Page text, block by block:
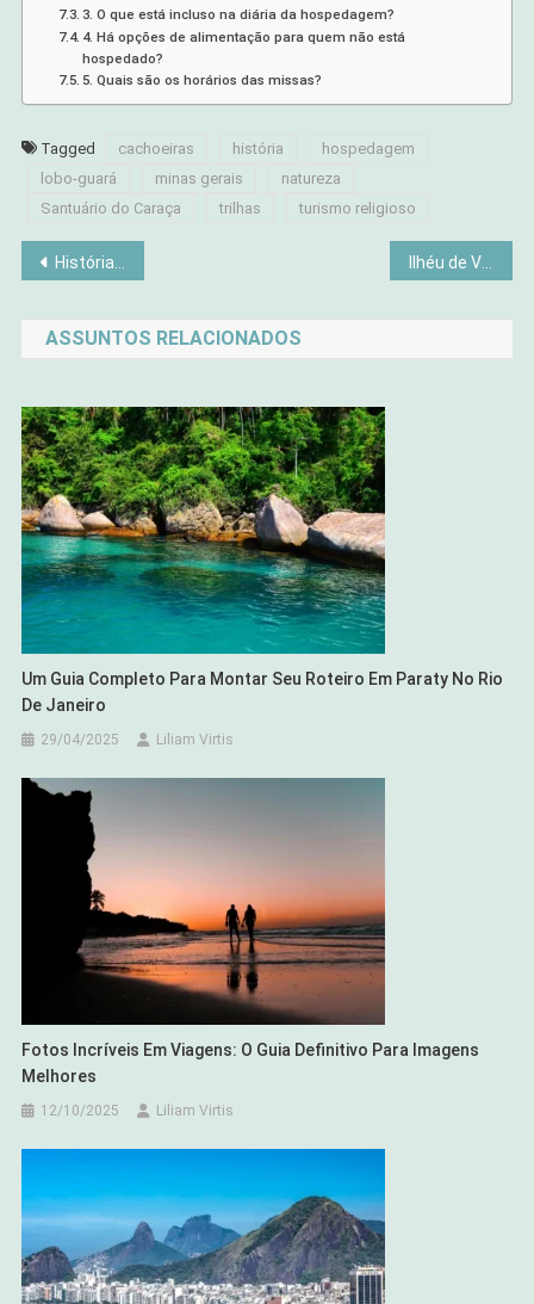
3. O que está incluso na diária da hospedagem?
4. Há opções de alimentação para quem não está
hospedado?
5. Quais são os horários das missas?
Tagged cachoeiras história
hospedagem
lobo-guará
minas gerais
natureza
Santuário do Caraça
trilhas turismo religioso
Navegação
de
Post
Histórias Inspiradoras de Criadoras de Conteúdo Brasileiras Ilhéu de Vila Franca: O Refúgio Criativo Perfeito nos Açores para Mulheres Criadoras
ASSUNTOS RELACIONADOS
Um Guia Completo Para Montar Seu Roteiro Em Paraty No Rio
De Janeiro
29/04/2025 Liliam Virtis
Fotos Incríveis Em Viagens: O Guia Definitivo Para Imagens
Melhores
12/10/2025 Liliam Virtis